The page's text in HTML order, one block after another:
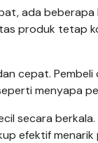
ada
produk tetap
cepat.
menyapa
secara
efektif menarik